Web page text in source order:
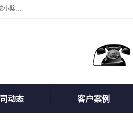
陕西盘龙翊海医药有限公司是一家民营科技型中小企业，公司核心专注医药原料药与药用辅料的批发，主营产品有人工牛黄、冰片、樟脑、盐酸小檗碱、氢氧化铝、枸橼酸喷托维林、甲硝唑、维生素B、维生素C、维生素E、克霉唑、利巴韦林、氯化铵等。
动态 客户案例